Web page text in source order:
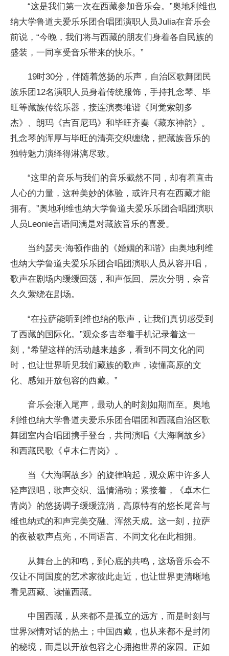
“这是我们第一次在西藏参加音乐会。”奥地利维也
纳大学鲁道夫爱乐乐团合唱团演职人员Julia在音乐会
前说，“今晚，我们将与西藏的朋友们身着各自民族的
盛装，一同享受音乐带来的快乐。”
19时30分，伴随着悠扬的乐声，自治区歌舞团民
族乐团12名演职人员身着传统服饰，手持扎念琴、毕
旺等藏族传统乐器，接连演奏堆谐《阿觉索朗多
杰》、朗玛《吉百尼玛》和毕旺齐奏《藏东神韵》。
扎念琴的浑厚与毕旺的清亮交织缠绕，把藏族音乐的
独特魅力演绎得淋漓尽致。
“这里的音乐与我们的音乐截然不同，却有着直击
人心的力量，这种美妙的体验，或许只有在西藏才能
拥有。”奥地利维也纳大学鲁道夫爱乐乐团合唱团演职
人员Leonie言语间满是对藏族音乐的喜爱。
当约瑟夫·海顿作曲的《婚姻的和谐》由奥地利维
也纳大学鲁道夫爱乐乐团合唱团演职人员从容开唱，
歌声在剧场内缓缓回荡，和声低回、层次分明，余音
久久萦绕在剧场。
“在拉萨能听到维也纳的歌声，让我们真切感受到
了西藏的国际化。”观众多吉举着手机记录着这一
刻，“希望这样的活动越来越多，看到不同文化的同
时，也让世界听见我们藏族的歌声，读懂高原的文
化、感知开放包容的西藏。”
音乐会渐入尾声，最动人的时刻如期而至。奥地
利维也纳大学鲁道夫爱乐乐团合唱团和西藏自治区歌
舞团室内合唱团携手登台，共同演唱《大海啊故乡》
和西藏民歌《卓木仁青岗》。
当《大海啊故乡》的旋律响起，观众席中许多人
轻声跟唱，歌声交织、温情涌动；紧接着，《卓木仁
青岗》的悠扬调子缓缓流淌，高原特有的悠长尾音与
维也纳式的和声完美交融、浑然天成。这一刻，拉萨
的夜被歌声点亮，不同语言、不同文化在此相拥。
从舞台上的和鸣，到心底的共鸣，这场音乐会不
仅让不同国度的艺术家彼此走近，也让世界更清晰地
看见西藏、读懂西藏。
中国西藏，从来都不是孤立的远方，而是时刻与
世界深情对话的热土；中国西藏，也从来都不是封闭
的秘境，而是以开放包容之心拥抱世界的家园。正如